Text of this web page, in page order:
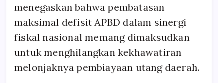
menegaskan bahwa pembatasan
maksimal defisit APBD dalam sinergi
fiskal nasional memang dimaksudkan
untuk menghilangkan kekhawatiran
melonjaknya pembiayaan utang daerah.